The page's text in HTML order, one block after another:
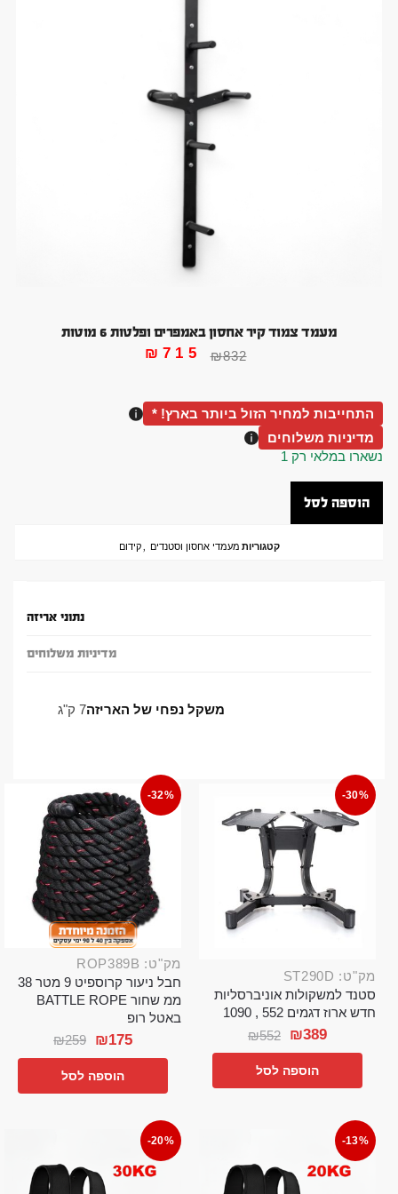
מעמד צמוד קיר אחסון באמפרים ופלטות 6 מוטות
₪832
₪ 715
התחייבות למחיר הזול ביותר בארץ! *
מדיניות משלוחים
נשארו במלאי רק 1
הוספה לסל
קטגוריות מעמדי אחסון וסטנדים ,קידום
נתוני אריזה
מדיניות משלוחים
משקל נפחי של האריזה7 ק"ג
-30%
מק"ט: ST290D
סטנד למשקולות אוניברסליות
חדש ארוז דגמים 552 , 1090
₪552 ₪389
הוספה לסל
-32%
מק"ט: ROP389B
חבל ניעור קרוספיט 9 מטר 38
ממ שחור BATTLE ROPE
באטל רופ
₪259 ₪175
הוספה לסל
-13%
-20%